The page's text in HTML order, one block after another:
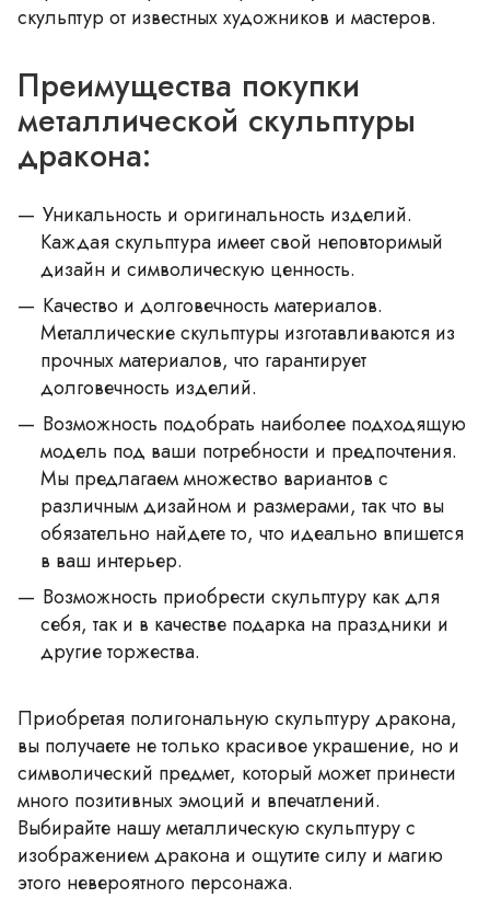
скульптур от известных художников и мастеров.
Преимущества покупки
металлической скульптуры
дракона:
Уникальность и оригинальность изделий.
Каждая скульптура имеет свой неповторимый
дизайн и символическую ценность.
Качество и долговечность материалов.
Металлические скульптуры изготавливаются из
прочных материалов, что гарантирует
долговечность изделий.
Возможность подобрать наиболее подходящую
модель под ваши потребности и предпочтения.
Мы предлагаем множество вариантов с
различным дизайном и размерами, так что вы
обязательно найдете то, что идеально впишется
в ваш интерьер.
Возможность приобрести скульптуру как для
себя, так и в качестве подарка на праздники и
другие торжества.
Приобретая полигональную скульптуру дракона,
вы получаете не только красивое украшение, но и
символический предмет, который может принести
много позитивных эмоций и впечатлений.
Выбирайте нашу металлическую скульптуру с
изображением дракона и ощутите силу и магию
этого невероятного персонажа.